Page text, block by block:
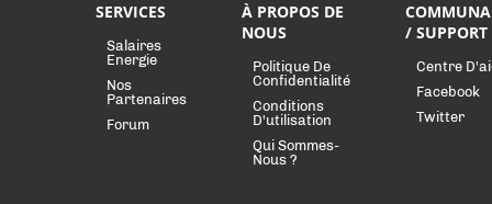
SERVICES
Salaires
Energie
Nos
Partenaires
Forum
À PROPOS DE
NOUS
Politique De
Confidentialité
Conditions
D'utilisation
Qui Sommes-
Nous ?
/ SUPPORT
Centre
Facebook
Twitter